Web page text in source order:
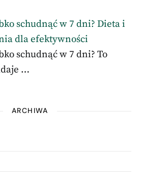
schudnąć w 7 dni? Dieta i
dla efektywności
schudnąć w 7 dni? To
…
ARCHIWA